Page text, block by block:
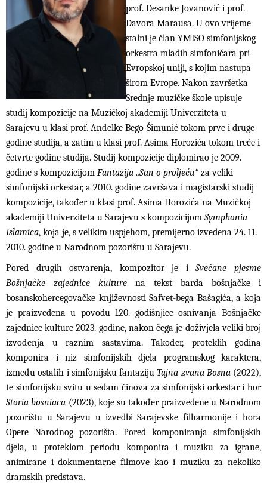
prof. Desanke Jovanović i prof.
Davora Marausa. U ovo vrijeme
stalni je član YMISO simfonijskog
orkestra mladih simfoničara pri
Evropskoj uniji, s kojim nastupa
širom Evrope. Nakon završetka
Srednje muzičke škole upisuje
studij kompozicije na Muzičkoj akademiji Univerziteta u
Sarajevu u klasi prof. Anđelke Bego-Šimunić tokom prve i druge
godine studija, a zatim u klasi prof. Asima Horozića tokom treće i
četvrte godine studija. Studij kompozicije diplomirao je 2009.
godine s kompozicijom Fantazija „San o proljeću“ za veliki
simfonijski orkestar, a 2010. godine završava i magistarski studij
kompozicije, također u klasi prof. Asima Horozića na Muzičkoj
akademiji Univerziteta u Sarajevu s kompozicijom Symphonia
Islamica, koja je, s velikim uspjehom, premijerno izvedena 24. 11.
2010. godine u Narodnom pozorištu u Sarajevu.
Pored drugih ostvarenja, kompozitor je iSvečane pjesme
Bošnjačke zajednice kulture na tekst barda bošnjačke i
bosanskohercegovačke književnosti Safvet-bega Bašagića, a koja
je praizvedena u povodu 120. godišnjice osnivanja Bošnjačke
zajednice kulture 2023. godine, nakon čega je doživjela veliki broj
izvođenja u raznim sastavima. Također, proteklih godina
komponira i niz simfonijskih djela programskog karaktera,
između ostalih i simfonijsku fantazijuTajna zvana Bosna(2022),
te simfonijsku svitu u sedam činova za simfonijski orkestar i hor
Storia bosniaca (2023), koje su također praizvedene u Narodnom
pozorištu u Sarajevu u izvedbi Sarajevske filharmonije i hora
Opere Narodnog pozorišta. Pored komponiranja simfonijskih
djela, u proteklom periodu komponira i muziku za igrane,
animirane i dokumentarne filmove kao i muziku za nekoliko
dramskih predstava.